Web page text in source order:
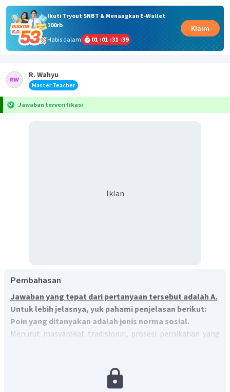
Ikuti Tryout SNBT & Menangkan E-Wallet
100rb
Habis dalam
01 :01 :31 :39
Klaim
R. Wahyu
Master Teacher
Jawaban terverifikasi
Iklan
Pembahasan
Jawaban yang tepat dari pertanyaan tersebut adalah A.
Untuk lebih jelasnya, yuk pahami penjelasan berikut:
Poin yang ditanyakan adalah jenis norma sosial.
Menurut masyarakat tradisional, prosesi pernikahan yang
pergeseran atau perubahan makna prosesi pernikahan adat
akibat pudarnya nilai-nilai budaya dalam prosesi tersebut.